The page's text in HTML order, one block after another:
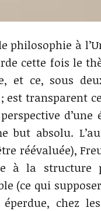
philosophie à
cette fois le
et ce, sous
transparent
but absolu.
réévaluée),
à la structure
(ce qui
chez